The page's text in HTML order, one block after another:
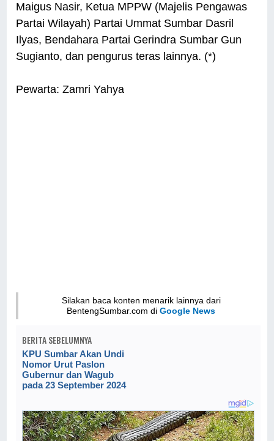
Maigus Nasir, Ketua MPPW (Majelis Pengawas
Partai Wilayah) Partai Ummat Sumbar Dasril
Ilyas, Bendahara Partai Gerindra Sumbar Gun
Sugianto, dan pengurus teras lainnya. (*)
Pewarta: Zamri Yahya
Silakan baca konten menarik lainnya dari
BentengSumbar.com diGoogle News
BERITA SEBELUMNYA
KPU Sumbar Akan Undi
Nomor Urut Paslon
Gubernur dan Wagub
pada 23 September 2024